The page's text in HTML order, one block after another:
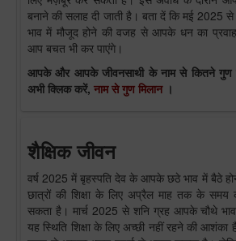
बनाने की सलाह दी जाती है। बता दें कि मई 2025
भाव में मौजूद होने की वजह से आपके धन का
आप बचत भी कर पाएंगे।
आपके और आपके जीवनसाथी के नाम से कितने गुण
अभी क्लिक करें, नाम से गुण मिलान ।
शैक्षिक जीवन
वर्ष 2025 में बृहस्पति देव के आपके छठे भाव में बैठे
छात्रों की शिक्षा के लिए अप्रैल माह तक के
सकता है। मार्च 2025 से शनि ग्रह आपके चौथे
यह स्थिति शिक्षा के लिए अच्छी नहीं रहने की